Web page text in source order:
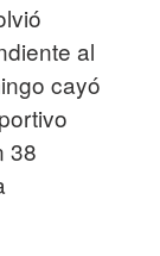
al
cayó
38